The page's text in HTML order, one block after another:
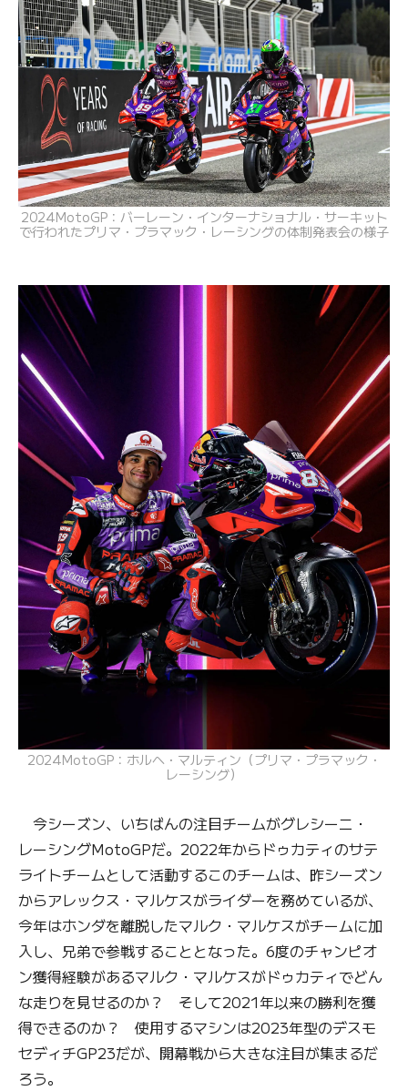
2024MotoGP：バーレーン・インターナショナル・サーキット
で行われたプリマ・プラマック・レーシングの体制発表会の様子
2024MotoGP：ホルヘ・マルティン（プリマ・プラマック・
レーシング）
今シーズン、いちばんの注目チームがグレシーニ・
レーシングMotoGPだ。2022年からドゥカティのサテ
ライトチームとして活動するこのチームは、昨シーズン
からアレックス・マルケスがライダーを務めているが、
今年はホンダを離脱したマルク・マルケスがチームに加
入し、兄弟で参戦することとなった。6度のチャンピオ
ン獲得経験があるマルク・マルケスがドゥカティでどん
な走りを見せるのか？ そして2021年以来の勝利を獲
得できるのか？ 使用するマシンは2023年型のデスモ
セディチGP23だが、開幕戦から大きな注目が集まるだ
ろう。